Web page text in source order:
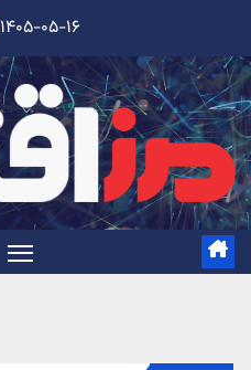
content
۱۴۰۵-۰۵-۱۶